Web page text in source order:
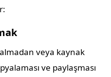
veya kaynak
ve paylaşması